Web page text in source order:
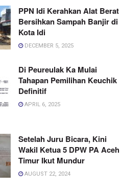
PPN Idi Kerahkan Alat Berat
Bersihkan Sampah Banjir di
Kota Idi
DECEMBER 5, 2025
Di Peureulak Ka Mulai
Tahapan Pemilihan Keuchik
Definitif
APRIL 6, 2025
Setelah Juru Bicara, Kini
Wakil Ketua 5 DPW PA Aceh
Timur Ikut Mundur
AUGUST 22, 2024